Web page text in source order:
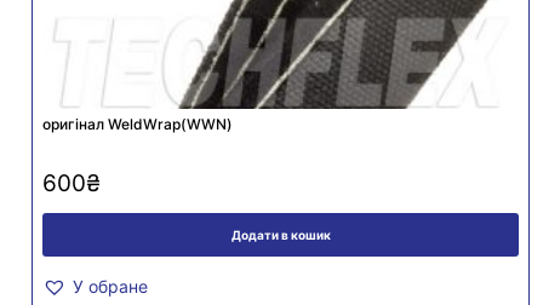
оригінал WeldWrap(WWN)
600₴
Додати в кошик
У обране